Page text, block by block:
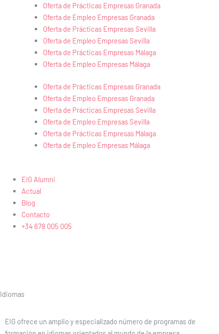
Oferta de Prácticas Empresas Granada
Oferta de Empleo Empresas Granada
Oferta de Prácticas Empresas Sevilla
Oferta de Empleo Empresas Sevilla
Oferta de Prácticas Empresas Málaga
Oferta de Empleo Empresas Málaga
Oferta de Prácticas Empresas Granada
Oferta de Empleo Empresas Granada
Oferta de Prácticas Empresas Sevilla
Oferta de Empleo Empresas Sevilla
Oferta de Prácticas Empresas Málaga
Oferta de Empleo Empresas Málaga
EIG Alumni
Actual
Blog
Contacto
+34 678 005 005
Idiomas
EIG ofrece un amplio y especializado número de programas de